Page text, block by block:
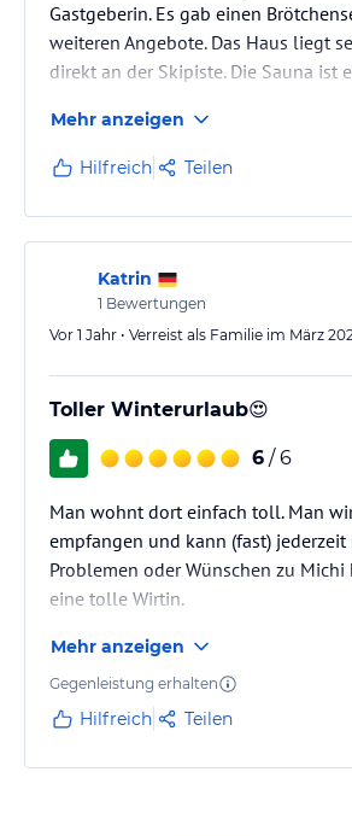
Gastgeberin. Es gab einen
weiteren Angebote. Das Haus liegt
direkt an der Skipiste. Die Sauna ist
Wir kommen wieder! :-)
Mehr anzeigen
Hilfreich Teilen
Katrin
1 Bewertungen
Vor 1 Jahr • Verreist als Familie im März
Toller Winterurlaub😍
6 / 6
Man wohnt dort einfach toll. Man
empfangen und kann (fast) jederzeit
Problemen oder Wünschen zu Michi
eine tolle Wirtin.
Mehr anzeigen
Gegenleistung erhalten
Hilfreich Teilen